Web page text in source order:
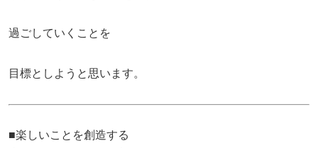
過ごしていくことを
目標としようと思います。
■楽しいことを創造する